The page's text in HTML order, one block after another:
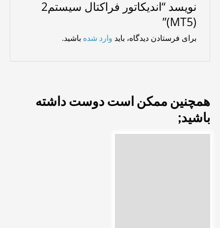
نویسد “اندیکاتور فراکتال سیستم2
(MT5)”
برای فرستادن دیدگاه، باید وارد شده باشید.
همچنین ممکن است دوست داشته
باشید;